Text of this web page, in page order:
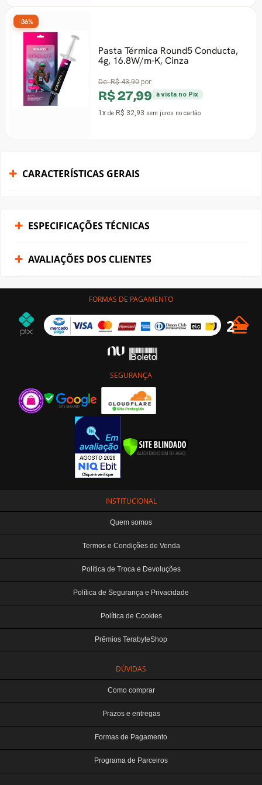
Pasta Térmica Round5 Conducta,
4g, 16.8W/m-K, Cinza
De:R$ 43,90por:
R$ 27,99 à vista no Pix
1xdeR$ 32,93sem juros no cartão
-36%
CARACTERÍSTICAS GERAIS
ESPECIFICAÇÕES TÉCNICAS
AVALIAÇÕES DOS CLIENTES
FORMAS DE PAGAMENTO
SEGURANÇA
INSTITUCIONAL
Quem somos
Termos e Condições de Venda
Política de Troca e Devoluções
Política de Segurança e Privacidade
Política de Cookies
Prêmios TerabyteShop
DÚVIDAS
Como comprar
Prazos e entregas
Formas de Pagamento
Programa de Parceiros